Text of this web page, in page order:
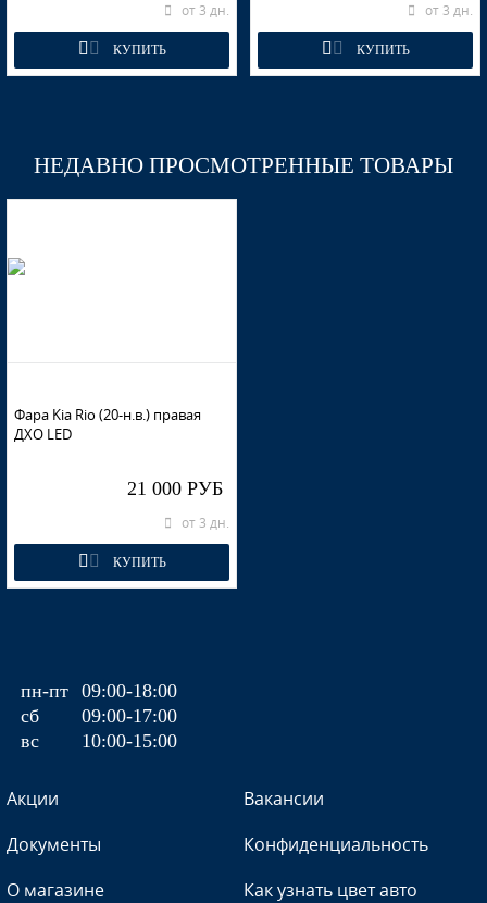
от 3 дн.
КУПИТЬ
от 3 дн.
КУПИТЬ
НЕДАВНО ПРОСМОТРЕННЫЕ ТОВАРЫ
Фара Kia Rio (20-н.в.) правая
ДХО LED
21 000 РУБ
от 3 дн.
КУПИТЬ
пн-пт 09:00-18:00
сб
09:00-17:00
вс
10:00-15:00
Акции
Вакансии
Документы
Конфиденциальность
О магазине
Как узнать цвет авто